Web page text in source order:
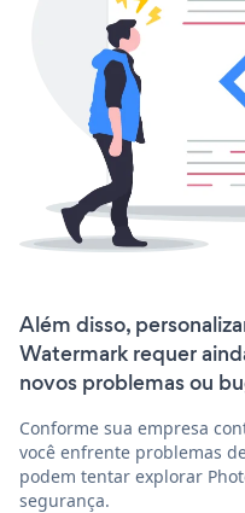
Além disso,
Watermark requer
novos problemas ou
Conforme sua empresa
você enfrente problemas
podem tentar explorar
segurança.